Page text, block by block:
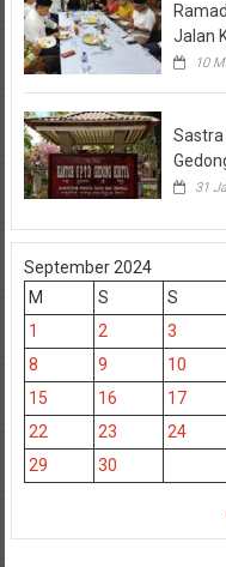
Jalan
10
Sastra
31
September 2024
M
S S
1
2 3
8
9 10
15
16 17
22
23 24
29
30